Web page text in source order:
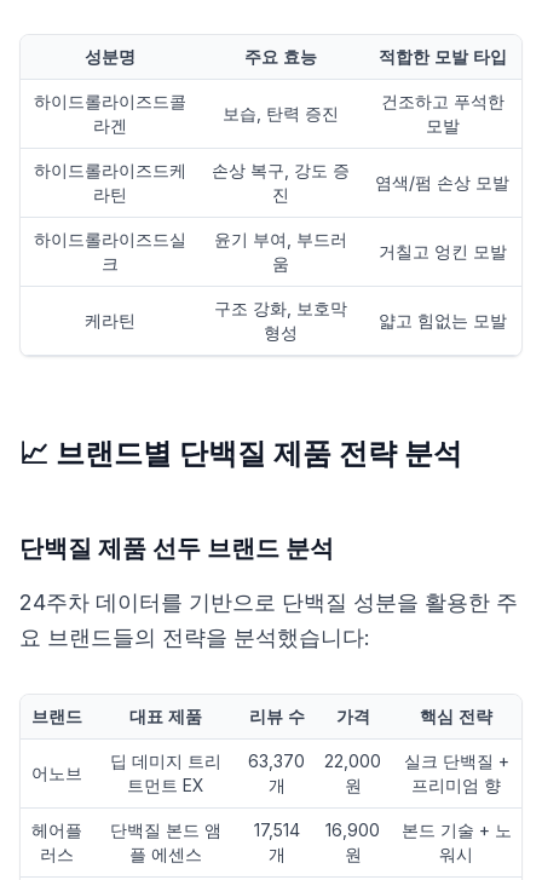
성분명 주요 효능 적합한 모발 타입
하이드롤라이즈드콜
라겐
보습, 탄력 증진
건조하고 푸석한
모발
하이드롤라이즈드케
라틴
손상 복구, 강도 증
진
염색/펌 손상 모발
하이드롤라이즈드실
크
윤기 부여, 부드러
움
거칠고 엉킨 모발
케라틴
구조 강화, 보호막
형성
얇고 힘없는 모발
📈 브랜드별 단백질 제품 전략 분석
단백질 제품 선두 브랜드 분석
24주차 데이터를 기반으로 단백질 성분을 활용한 주
요 브랜드들의 전략을 분석했습니다:
브랜드 대표 제품 리뷰 수 가격 핵심 전략
어노브
딥 데미지 트리
트먼트 EX
63,370
개
22,000
원
실크 단백질 +
프리미엄 향
헤어플
러스
단백질 본드 앰
플 에센스
17,514
개
16,900
원
본드 기술 + 노
워시